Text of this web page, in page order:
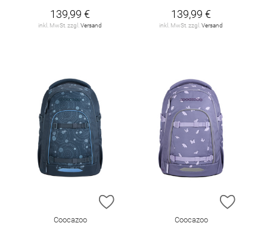
139,99 €
inkl. MwSt. zzgl. Versand
139,99 €
inkl. MwSt. zzgl. Versand
ZUR WUNSCHLISTE HINZUFÜGEN
Coocazoo
ZUR
Coocazoo